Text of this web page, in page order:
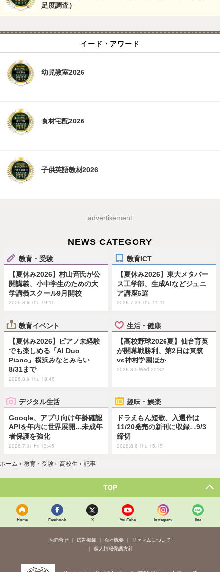
足度調査）
イード・アワード
幼児教室2026
食材宅配2026
子供英語教材2026
advertisement
NEWS CATEGORY
教育・受験
【夏休み2026】村山斉氏が公
開講義、小中学生のための大
学講義スクール9月開校
2026.8.6 Thu 19:15
教育ICT
【夏休み2026】東大メタバー
ス工学部、生成AIなどジュニ
ア講座6選
2026.7.30 Thu 11:15
教育イベント
【夏休み2026】ピアノ未経験
でも楽しめる「AI Duo
Piano」横浜みなとみらい
8/31まで
2026.8.6 Thu 19:45
生活・健康
【高校野球2026夏】仙台育英
が開幕戦勝利、第2日は東筑
vs神村学園ほか
2026.8.5 Wed 20:32
デジタル生活
Google、アプリ向け年齢確認
APIを年内に世界展開…未成年
者保護を強化
2026.7.31 Fri 13:45
趣味・娯楽
ドラえもん短歌、入選作は
11/20発売の新刊に収録…9/3
締切
2026.8.6 Thu 15:15
ホーム › 教育・受験 › 高校生 › 記事
TOP
Home Facebook X YouTube Instagram line
お問合せ 広告掲載 会社概要
リセマムについて
個人情報保護方針